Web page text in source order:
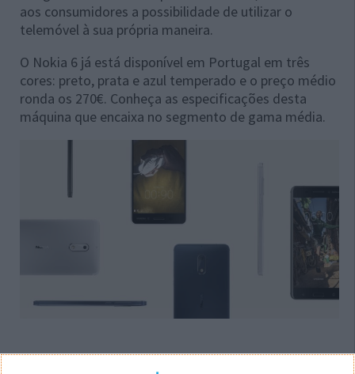
aos consumidores a possibilidade de utilizar o
telemóvel à sua própria maneira.
O Nokia 6 já está disponível em Portugal em três
cores: preto, prata e azul temperado e o preço médio
ronda os 270€. Conheça as especificações desta
máquina que encaixa no segmento de gama média.